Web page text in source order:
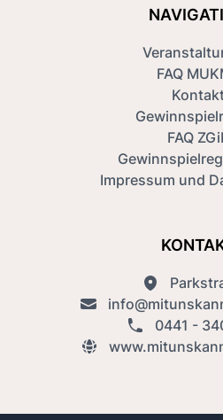
FAQ
FAQ
Impressum und
0441 -